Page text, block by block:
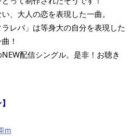
、大人の恋を表現した一曲。
レバ」は等身大の自分を表現した
！
配信シングル。是非！お聴き